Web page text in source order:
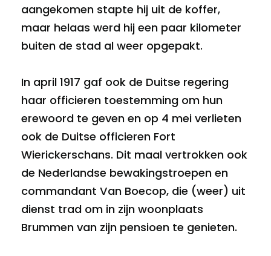
aangekomen stapte hij uit de koffer,
maar helaas werd hij een paar kilometer
buiten de stad al weer opgepakt.
In april 1917 gaf ook de Duitse regering
haar officieren toestemming om hun
erewoord te geven en op 4 mei verlieten
ook de Duitse officieren Fort
Wierickerschans. Dit maal vertrokken ook
de Nederlandse bewakingstroepen en
commandant Van Boecop, die (weer) uit
dienst trad om in zijn woonplaats
Brummen van zijn pensioen te genieten.